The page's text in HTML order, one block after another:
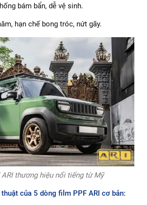
cung cấp và thi công phim PPF ARI –
hiệu nổi tiếng từ Mỹ
vàng, duy trì màu sơn bền lâu.
bám bẩn, dễ vệ sinh.
hạn chế bong tróc, nứt gãy.